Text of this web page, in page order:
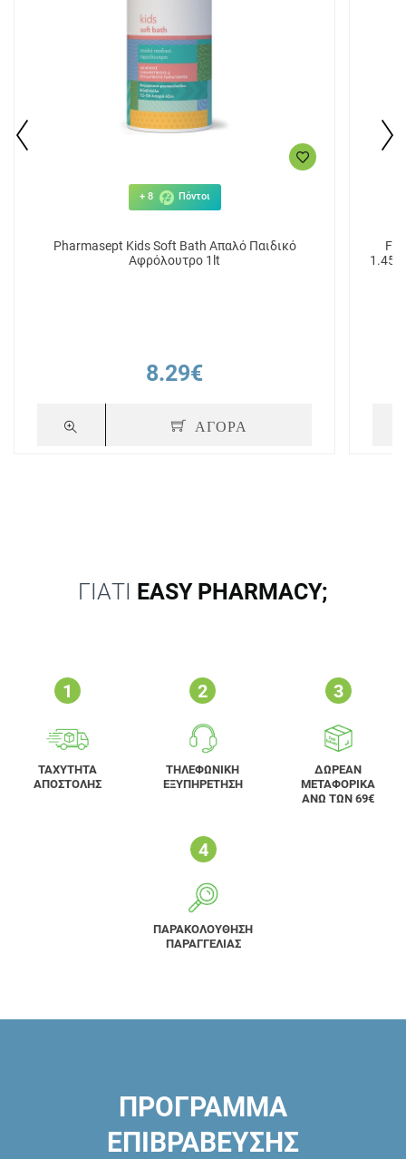
+ 8 Πόντοι
Pharmasept Kids Soft Bath Απαλό Παιδικό
Αφρόλουτρο 1lt
8.29€
ΑΓΟΡΑ
ΓΙΑΤΙ EASY PHARMACY;
ΤΑΧΥΤΗΤΑ
ΑΠΟΣΤΟΛΗΣ
ΤΗΛΕΦΩΝΙΚΗ
ΕΞΥΠΗΡΕΤΗΣΗ
ΔΩΡΕΑΝ
ΜΕΤΑΦΟΡΙΚΑ
ΑΝΩ ΤΩΝ 69€
ΠΑΡΑΚΟΛΟΥΘΗΣΗ
ΠΑΡΑΓΓΕΛΙΑΣ
ΠΡΟΓΡΑΜΜΑ
ΕΠΙΒΡΑΒΕΥΣΗΣ